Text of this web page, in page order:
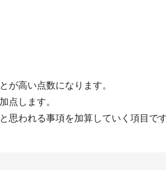
高い点数になります。
点します。
われる事項を加算していく項目です